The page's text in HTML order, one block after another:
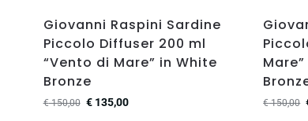
Giovanni Raspini Sardine
Piccolo Diffuser 200 ml
“Vento di Mare” in White
Bronze
€150,00 €135,00 €150,00